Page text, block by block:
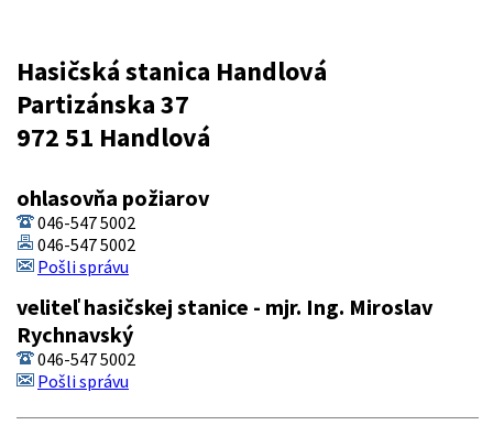
Hasičská stanica Handlová
Partizánska 37
972 51 Handlová
ohlasovňa požiarov
046-547 5002
046-547 5002
Pošli správu
veliteľ hasičskej stanice - mjr. Ing. Miroslav
Rychnavský
046-547 5002
Pošli správu